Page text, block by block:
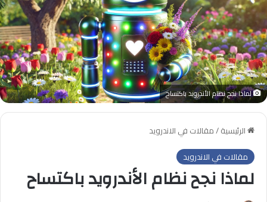
لماذا نجح نظام الأندرويد باكتساح
الرئيسية/مقالات في الاندرويد
مقالات في الاندرويد
لماذا نجح نظام الأندرويد باكتساح